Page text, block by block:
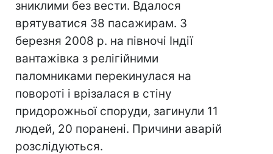
зниклими без вести. Вдалося
врятуватися 38 пасажирам. 3
березня 2008 р. на півночі Індії
вантажівка з релігійними
паломниками перекинулася на
повороті і врізалася в стіну
придорожньої споруди, загинули 11
людей, 20 поранені. Причини аварій
розслідуються.